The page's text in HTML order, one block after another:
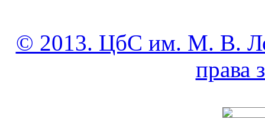
© 2013. ЦбС им. М. В.
права